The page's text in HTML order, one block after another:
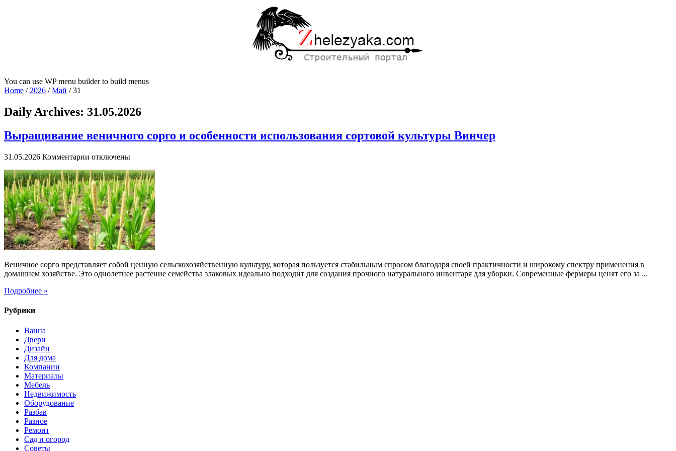
You can use WP menu builder to build menus
Home /2026 /Май /31
Daily Archives: 31.05.2026
Выращивание веничного сорго и особенности использования сортовой культуры Винчер
31.05.2026 Комментарии к
Выращивание
веничного
сорго
и
особенности
использования
сортовой
культуры
Винчер
отключены
Веничное сорго представляет собой ценную сельскохозяйственную культуру, которая пользуется стабильным спросом благодаря своей практичности и широкому спектру применения в
домашнем хозяйстве. Это однолетнее растение семейства злаковых идеально подходит для создания прочного натурального инвентаря для уборки. Современные фермеры ценят его за ...
Подробнее »
Рубрики
Ванна
Двери
Дизайн
Для дома
Компании
Материалы
Мебель
Недвижимость
Оборудование
Разбав
Разное
Ремонт
Сад и огород
Советы